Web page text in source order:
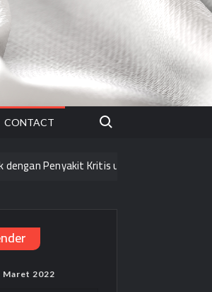
CONTACT
Search for:
Kritis untuk Terus Melangkah Pasti
Maret 2022